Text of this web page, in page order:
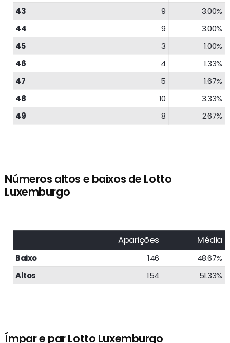
43
9
3.00%
44
9
3.00%
45
3
1.00%
46
4
1.33%
47
5
1.67%
48
10
3.33%
49
8 2.67%
Números altos e baixos de Lotto
Luxemburgo
Aparições Média
Baixo 146
48.67%
Altos
154 51.33%
Ímpar e par Lotto Luxemburgo